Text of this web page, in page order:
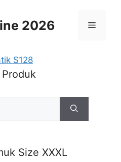
2026 Menu
Size XXXL